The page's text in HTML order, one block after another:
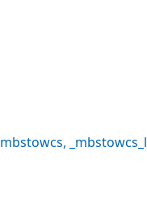
mbstowcs, _mbstowcs_l